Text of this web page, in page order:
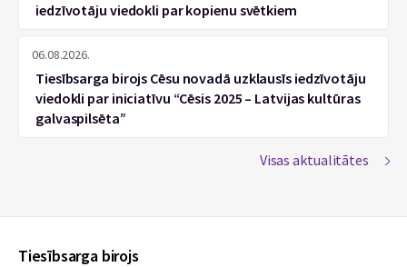
iedzīvotāju viedokli par kopienu svētkiem
06.08.2026.
Tiesībsarga birojs Cēsu novadā uzklausīs iedzīvotāju
viedokli par iniciatīvu “Cēsis 2025 – Latvijas kultūras
galvaspilsēta”
Visas aktualitātes
Tiesībsarga birojs